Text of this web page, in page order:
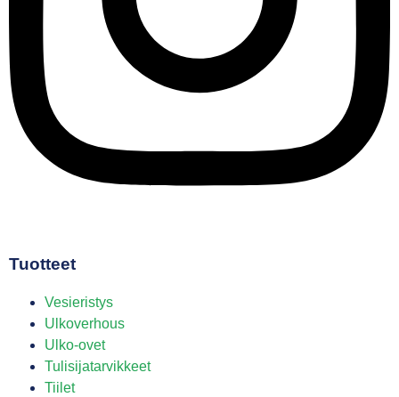
Tuotteet
Vesieristys
Ulkoverhous
Ulko-ovet
Tulisijatarvikkeet
Tiilet